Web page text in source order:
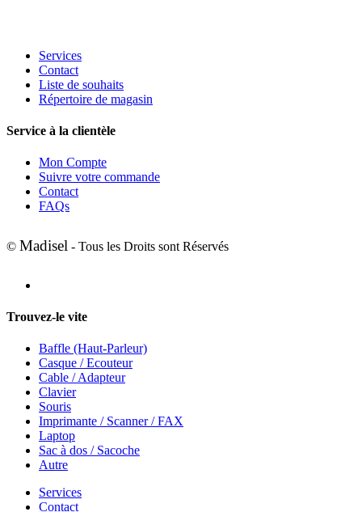
Services
Contact
Liste de souhaits
Répertoire de magasin
Service à la clientèle
Mon Compte
Suivre votre commande
Contact
FAQs
© Madisel - Tous les Droits sont Réservés
Trouvez-le vite
Baffle (Haut-Parleur)
Casque / Ecouteur
Cable / Adapteur
Clavier
Souris
Imprimante / Scanner / FAX
Laptop
Sac à dos / Sacoche
Autre
Services
Contact